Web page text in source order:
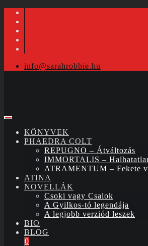
info@sarahrobbie.hu
KÖNYVEK
PHAEDRA COLT
REPUGNO – Átváltozás
IMMORTALIS –
ATRAMENTUM – Fekete
ATINA
NOVELLÁK
Csoki vagy Csalok
A Gyilkos-tó legendája
A legjobb verziód leszek
BIO
BLOG
0